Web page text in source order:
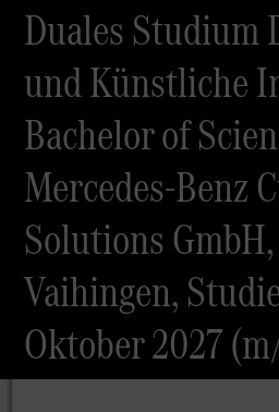
Duales Studium
und Künstliche
Bachelor of
Mercedes-Benz
Solutions
Vaihingen,
Oktober 2027